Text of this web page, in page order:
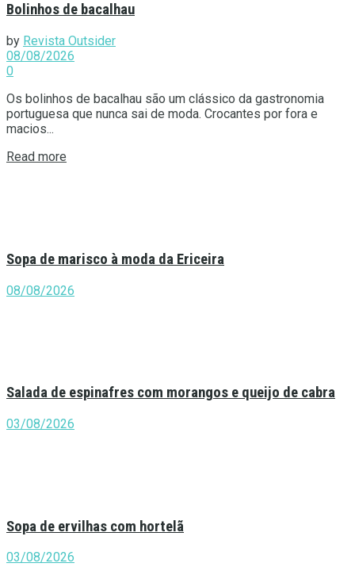
Bolinhos de bacalhau
by Revista Outsider
08/08/2026
0
Os bolinhos de bacalhau são um clássico da gastronomia
portuguesa que nunca sai de moda. Crocantes por fora e
macios...
Read more
Sopa de marisco à moda da Ericeira
08/08/2026
Salada de espinafres com morangos e queijo de cabra
03/08/2026
Sopa de ervilhas com hortelã
03/08/2026